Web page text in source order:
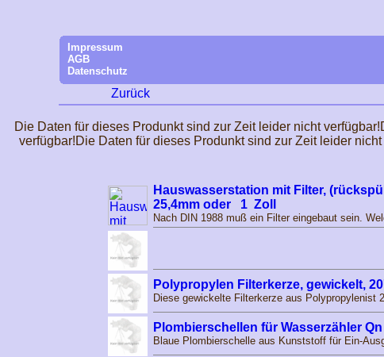
Impressum
AGB
Datenschutz
Zurück
Die Daten für dieses Produnkt sind zur Zeit leider nicht
verfügbar!Die Daten für dieses Produnkt sind zur Zeit leider
Hauswasserstation mit Filter,
25,4mm oder 1 Zoll
Nach DIN 1988 muß ein Filter eingebaut sein.
Polypropylen Filterkerze, gewickelt,
Diese gewickelte Filterkerze aus
Plombierschellen für Wasserzähler Qn
Blaue Plombierschelle aus Kunststoff für Ein-